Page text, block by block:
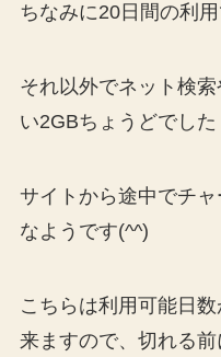
ちなみに20日間の利
それ以外でネット検
い2GBちょうどでした
サイトから途中でチ
なようです(^^)
こちらは利用可能日
来ますので、切れる前